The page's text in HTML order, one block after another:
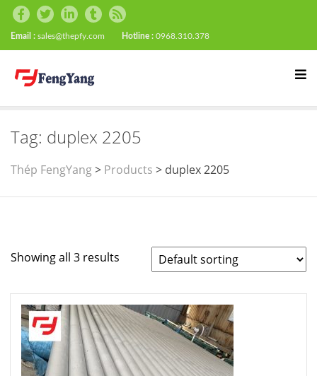
Email : sales@thepfy.com Hotline : 0968.310.378
Tag: duplex 2205
Thép FengYang> Products > duplex 2205
Showing all 3 results